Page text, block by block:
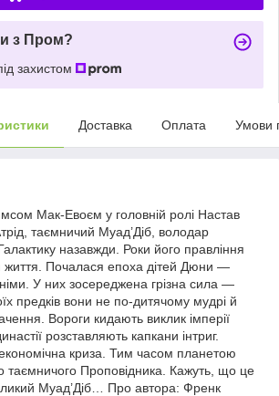
з Пром?
захистом
Доставка Оплата Умови
Мак-Евоєм у головній ролі Настав
таємничий Муад’Діб, володар
назавжди. Роки його правління
життя. Почалася епоха дітей Дюни —
У них зосереджена грізна сила —
предків вони не по-дитячому мудрі й
Вороги кидають виклик імперії
розставляють капкани інтриг.
криза. Тим часом планетою
таємничого Проповідника. Кажуть, що це
Муад’Діб… Про автора: Френк